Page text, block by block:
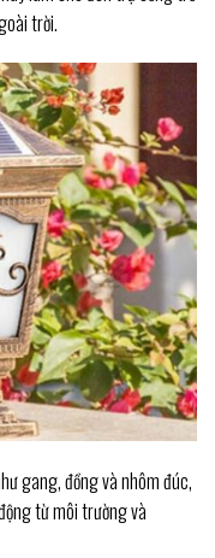
trời.
gang, đồng và nhôm đúc,
từ môi trường và